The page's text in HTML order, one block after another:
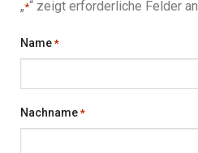
„*“ zeigt erforderliche Felder an
Name *
Nachname *